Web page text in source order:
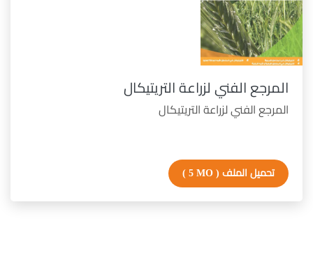
المرجع الفني لزراعة التريتيكال
المرجع الفني لزراعة التريتيكال
تحميل الملف ( 5 MO )